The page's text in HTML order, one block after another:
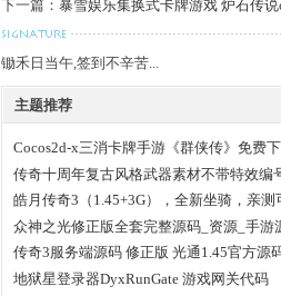
下一篇： 暴雪娱乐集换式卡牌游戏 炉石传
锄禾日当午,签到不辛苦...
主题推荐
Cocos2d-x三消卡牌手游《群侠传》免费
传奇十周年复古风格武器素材不带特效编
皓月传奇3（1.45+3G），全新坐骑，亲
户端+安装说明
众神之光修正版全套完整源码_资源_手游
传奇3服务端源码 修正版 光通1.45官方源
地狱星登录器DyxRunGate 游戏网关代码